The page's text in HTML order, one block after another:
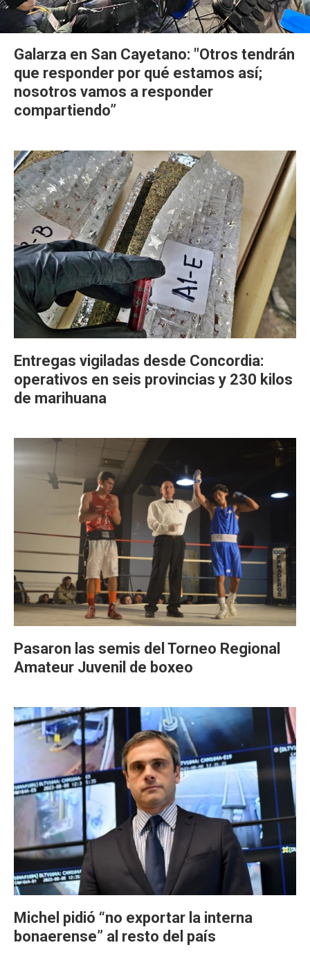
Galarza en San Cayetano: "Otros tendrán
que responder por qué estamos así;
nosotros vamos a responder
compartiendo”
Entregas vigiladas desde Concordia:
operativos en seis provincias y 230 kilos
de marihuana
Pasaron las semis del Torneo Regional
Amateur Juvenil de boxeo
Michel pidió “no exportar la interna
bonaerense” al resto del país